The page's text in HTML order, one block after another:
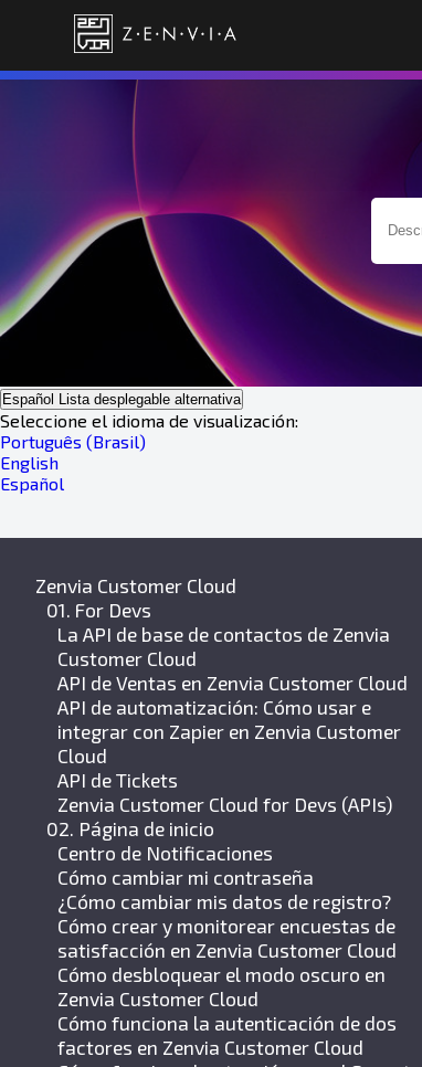
Español Lista desplegable alternativa
Seleccione el idioma de visualización:
Português (Brasil)
English
Español
Zenvia Customer Cloud
01. For Devs
La API de base de contactos de Zenvia
Customer Cloud
API de Ventas en Zenvia Customer Cloud
API de automatización: Cómo usar e
integrar con Zapier en Zenvia Customer
Cloud
API de Tickets
Zenvia Customer Cloud for Devs (APIs)
02. Página de inicio
Centro de Notificaciones
Cómo cambiar mi contraseña
¿Cómo cambiar mis datos de registro?
Cómo crear y monitorear encuestas de
satisfacción en Zenvia Customer Cloud
Cómo desbloquear el modo oscuro en
Zenvia Customer Cloud
Cómo funciona la autenticación de dos
factores en Zenvia Customer Cloud